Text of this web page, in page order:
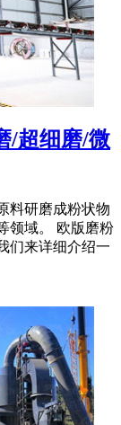
/超细磨/微
料研磨成粉状物
领域。 欧版磨粉
们来详细介绍一